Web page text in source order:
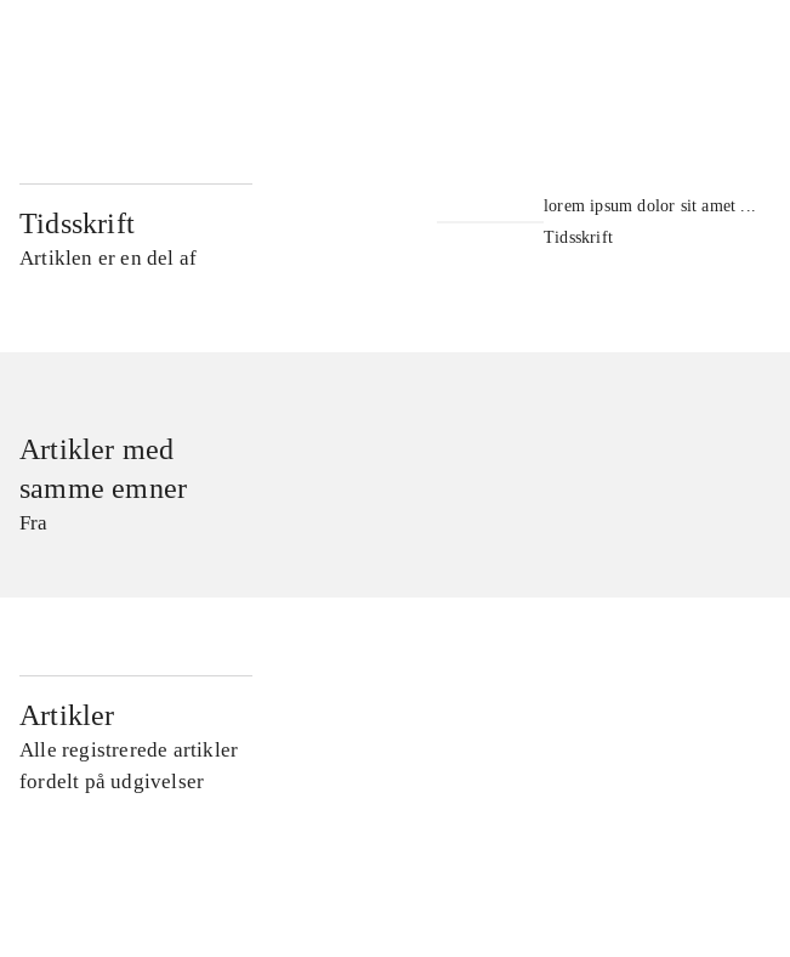
Tidsskrift
Artiklen er en del af
lorem ipsum dolor sit amet ...
Tidsskrift
Artikler med
samme emner
Fra
Artikler
Alle registrerede artikler
fordelt på udgivelser